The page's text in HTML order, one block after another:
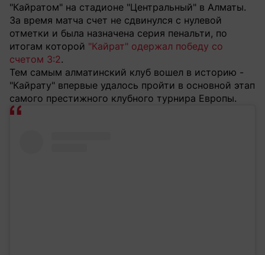
"Кайратом" на стадионе "Центральный" в Алматы.
За время матча счет не сдвинулся с нулевой
отметки и была назначена серия пенальти, по
итогам которой "Кайрат" одержал победу со
счетом 3:2.
Тем самым алматинский клуб вошел в историю -
"Кайрату" впервые удалось пройти в основной этап
самого престижного клубного турнира Европы.